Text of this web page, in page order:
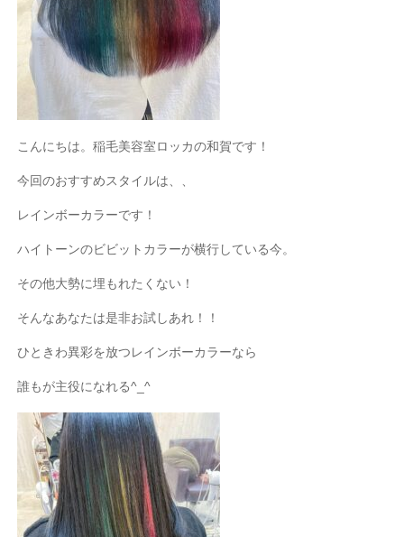
こんにちは。稲毛美容室ロッカの和賀です！
今回のおすすめスタイルは、、
レインボーカラーです！
ハイトーンのビビットカラーが横行している今。
その他大勢に埋もれたくない！
そんなあなたは是非お試しあれ！！
ひときわ異彩を放つレインボーカラーなら
誰もが主役になれる^_^